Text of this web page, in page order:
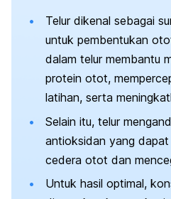
Telur dikenal sebagai
untuk pembentukan
dalam telur membantu
protein otot,
latihan, serta
Selain itu, telur
antioksidan yang dapat
cedera otot dan
Untuk hasil optimal,